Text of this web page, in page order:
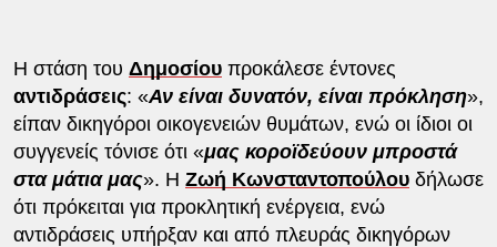
Η στάση του Δημοσίουπροκάλεσε έντονες
αντιδράσεις: «Αν είναι δυνατόν, είναι πρόκληση»,
είπαν δικηγόροι οικογενειών θυμάτων, ενώ οι ίδιοι οι
συγγενείς τόνισε ότι «μας κοροϊδεύουν μπροστά
στα μάτια μας». Η Ζωή Κωνσταντοπούλουδήλωσε
ότι πρόκειται για προκλητική ενέργεια, ενώ
αντιδράσεις υπήρξαν και από πλευράς δικηγόρων